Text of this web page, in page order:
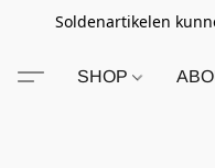
Soldenartikelen
SHOP